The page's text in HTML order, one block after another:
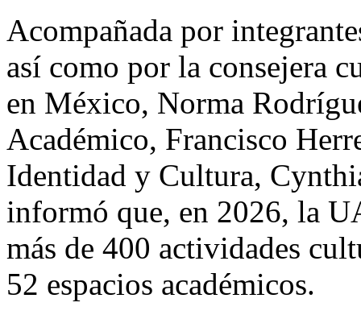
Acompañada por
así como por la consejera
en México, Norma
Académico, Francisco
Identidad y Cultura,
informó que, en 2026, la
más de 400 actividades
52 espacios académicos.